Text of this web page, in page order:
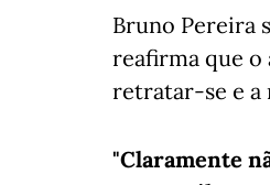
Bruno Pereira
reafirma que o
retratar-se e a
"Claramente